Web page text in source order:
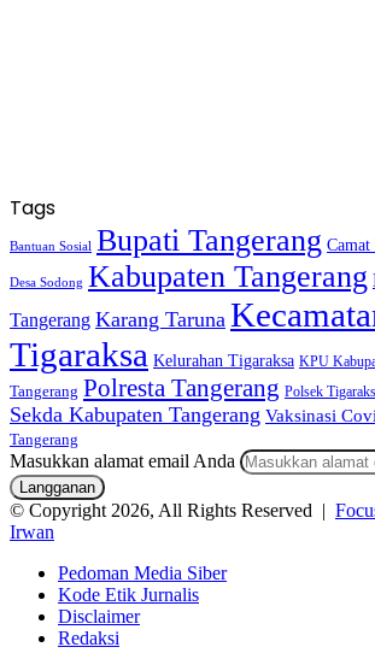
Tags
Bantuan Sosial Bupati Tangerang Camat
Desa Sodong Kabupaten Tangerang
Tangerang Karang Taruna
Tigaraksa Kelurahan Tigaraksa KPU
Tangerang Polresta Tangerang Polsek
Sekda Kabupaten Tangerang Vaksinasi
Tangerang
Masukkan alamat email Anda
© Copyright 2026, All Rights Reserved |
Irwan
Pedoman Media Siber
Kode Etik Jurnalis
Disclaimer
Redaksi